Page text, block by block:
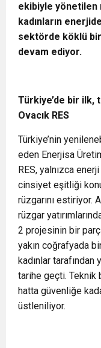
ekibiyle yönetilen
kadınların
sektörde köklü
devam ediyor.
Türkiye’de bir ilk,
Ovacık RES
Türkiye’nin
eden Enerjisa
RES, yalnızca
cinsiyet eşitliği
rüzgarını estiriyor.
rüzgar
2 projesinin bir
yakın coğrafyada
kadınlar
tarihe geçti. Teknik
hatta güvenliğe
üstleniliyor.